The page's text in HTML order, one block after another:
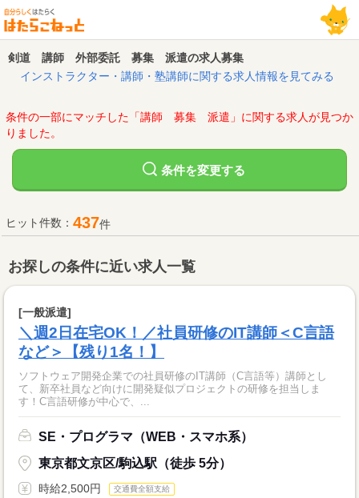
剣道 講師 外部委託 募集 派遣の求人募集
インストラクター・講師・塾講師に関する求人情報を見てみる
条件の一部にマッチした「講師 募集 派遣」に関する求人が見つか
りました。
条件を変更する
ヒット件数： 437件
お探しの条件に近い求人一覧
[一般派遣]
＼週2日在宅OK！／社員研修のIT講師＜C言語
など＞【残り1名！】
ソフトウェア開発企業での社員研修のIT講師（C言語等）講師とし
て、新卒社員など向けに開発疑似プロジェクトの研修を担当しま
す！C言語研修が中心で、...
SE・プログラマ（WEB・スマホ系）
東京都文京区/駒込駅（徒歩 5分）
時給2,500円 交通費全額支給